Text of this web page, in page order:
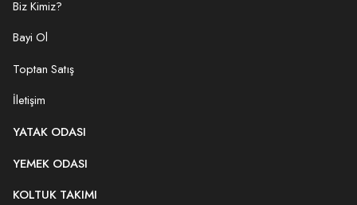
Biz Kimiz?
Bayi Ol
Toptan Satış
İletişim
YATAK ODASI
YEMEK ODASI
KOLTUK TAKIMI